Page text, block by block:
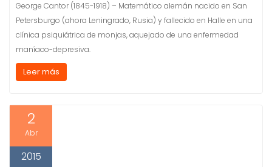
George Cantor (1845-1918) – Matemático alemán nacido en San
Petersburgo (ahora Leningrado, Rusia) y fallecido en Halle en una
clínica psiquiátrica de monjas, aquejado de una enfermedad
maníaco-depresiva.
Leer más
2
Abr
2015